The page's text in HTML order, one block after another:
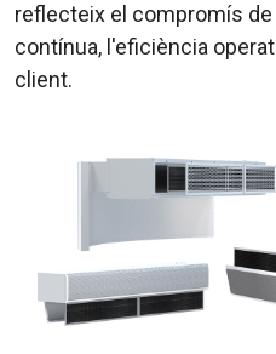
reflecteix el compromís
contínua, l'eficiència
client.